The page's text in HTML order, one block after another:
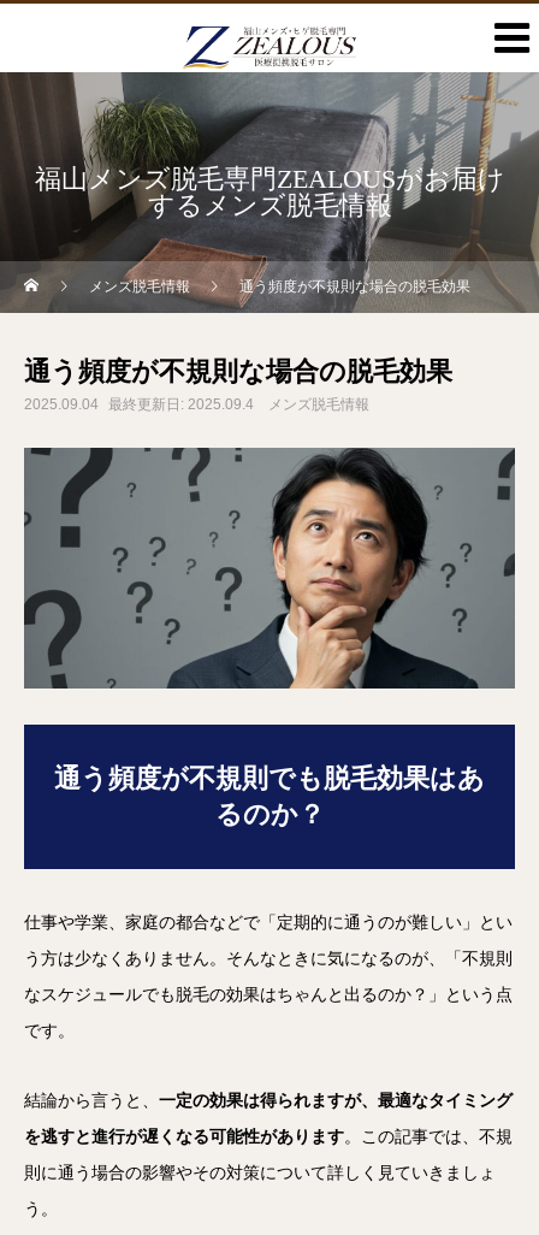
福山メンズ脱毛専門ZEALOUSがお届け
するメンズ脱毛情報
メンズ脱毛情報 通う頻度が不規則な場合の脱毛効果
通う頻度が不規則な場合の脱毛効果
2025.09.04 最終更新日: 2025.09.4 メンズ脱毛情報
通う頻度が不規則でも脱毛効果はあ
るのか？
仕事や学業、家庭の都合などで「定期的に通うのが難しい」とい
う方は少なくありません。そんなときに気になるのが、「不規則
なスケジュールでも脱毛の効果はちゃんと出るのか？」という点
です。
結論から言うと、 一定の効果は得られますが、最適なタイミング
を逃すと進行が遅くなる可能性があります。この記事では、不規
則に通う場合の影響やその対策について詳しく見ていきましょ
う。